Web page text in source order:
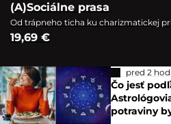
(A)Sociálne prasa
Od trápneho ticha ku charizmatickej
19,69 €
pred 2
Čo jesť
potraviny